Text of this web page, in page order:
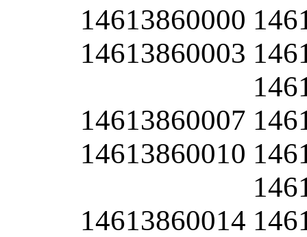
14613860000
14613860003
14613860007
14613860010
14613860014